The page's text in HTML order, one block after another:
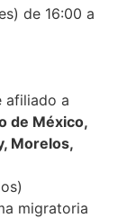
de 16:00 a
afiliado a
de México,
Morelos,
migratoria